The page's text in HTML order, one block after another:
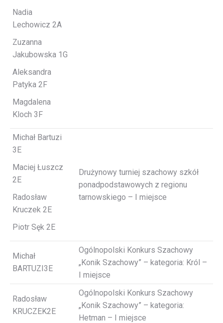
Nadia
Lechowicz 2A
Zuzanna
Jakubowska 1G
Aleksandra
Patyka 2F
Magdalena
Kloch 3F
Michał Bartuzi
3E
Maciej Łuszcz
2E
Radosław
Kruczek 2E
Piotr Sęk 2E
Drużynowy turniej szachowy szkół
ponadpodstawowych z regionu
tarnowskiego – I miejsce
Michał
BARTUZI3E
Ogólnopolski Konkurs Szachowy
„Konik Szachowy” – kategoria: Król –
I miejsce
Radosław
KRUCZEK2E
Ogólnopolski Konkurs Szachowy
„Konik Szachowy” – kategoria:
Hetman – I miejsce